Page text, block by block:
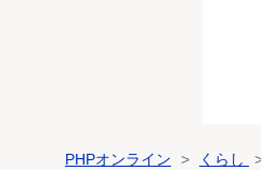
PHPオンライン くらし